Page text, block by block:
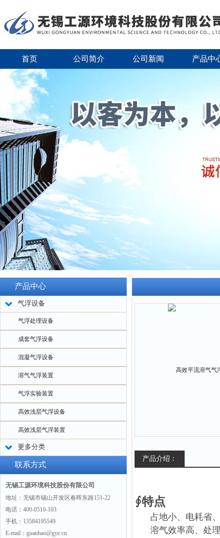
首页 公司简介 公司新闻 产品中
产品中心
气浮设备
气浮处理设备
成套气浮设备
混凝气浮设备
溶气气浮装置
气浮实验装置
高效浅层气浮设备
高效浅层气浮装置
更多分类
联系方式
无锡工源环境科技股份有限公司
地址：无锡市锡山开发区春晖东路151-22
电话：400-0510-103
手机：13584195549
E-mail：guanhao@gye.cn
产品介绍：
∮特点
占地小、电耗省
溶气效率高、处